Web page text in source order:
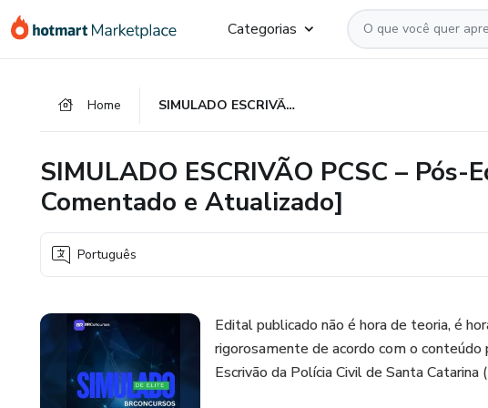
para
para
para
Categorias
Home SIMULADO ESCRIVÃO PCSC – Pós-Edital 2025 [PDF Comentado e Atualizado]
SIMULADO ESCRIVÃO PCSC –
Comentado e Atualizado]
Português
Edital publicado não é hora de teoria, é
rigorosamente de acordo com o
Escrivão da Polícia Civil de Santa Catarina